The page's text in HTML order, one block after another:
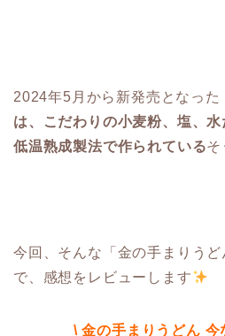
2024年5月から新発売となった
は、こだわりの小麦粉、塩、
低温熟成製法で作られているそ
今回、そんな「金の手まりう
で、感想をレビューします
\ 金の手まりうどん